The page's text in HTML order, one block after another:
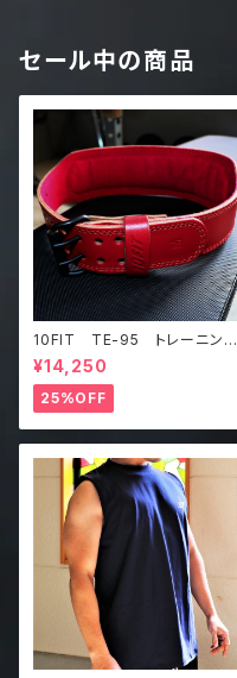
セール中の商品
10FIT TE-95 トレーニング
ベルト リフティングベルト パ
ワーベルト レザー ワインレ
ッド lifting belt power b
elt
¥14,250
25%OFF